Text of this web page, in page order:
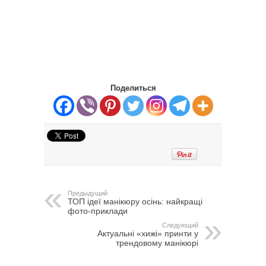
Поделиться
Предыдущий
ТОП ідеї манікюру осінь: найкращі
фото-приклади
Следующий
Актуальні «хижі» принти у
трендовому манікюрі